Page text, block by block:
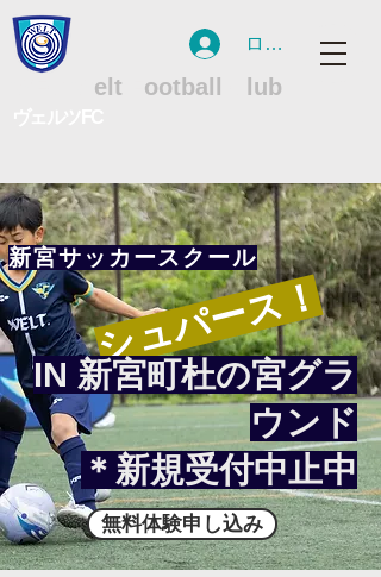
ログイン
elt ootball lub
新宮サッカースクール
​シュパース！
IN 新宮町杜の宮グラ
ウンド
​＊新規受付中止中
無料体験申し込み